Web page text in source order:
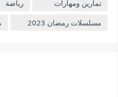
تمارين ومهارات
رياضة
مسلسلات رمضان 2023